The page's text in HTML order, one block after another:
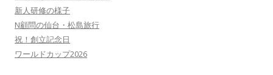
ン
新人研修の様子
N顧問の仙台・松島旅行
祝！創立記念日
ワールドカップ2026